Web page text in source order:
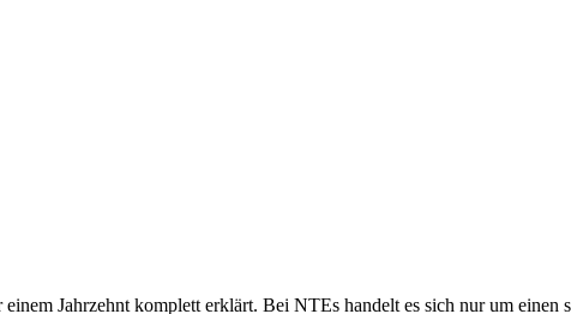
Jahrzehnt komplett erklärt. Bei NTEs handelt es sich nur um